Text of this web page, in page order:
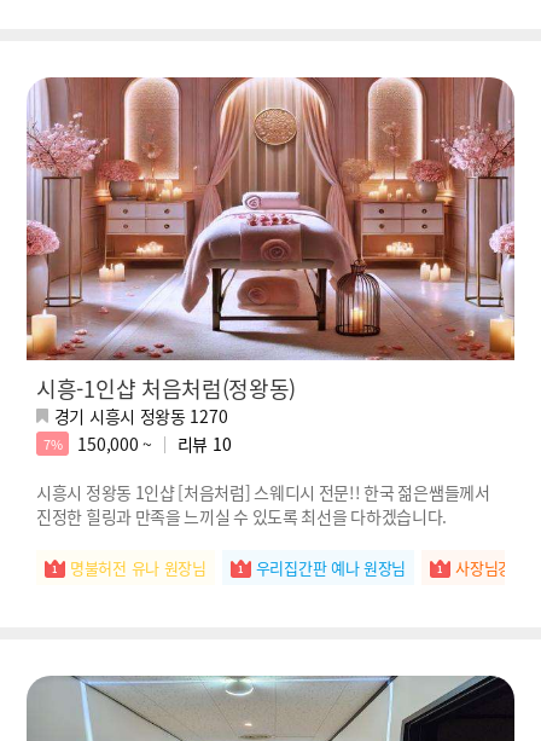
시흥-1인샵 처음처럼(정왕동)
경기 시흥시 정왕동 1270
7% 150,000 ~ 리뷰 10
시흥시 정왕동 1인샵 [처음처럼] 스웨디시 전문!! 한국 젊은쌤들께서
진정한 힐링과 만족을 느끼실 수 있도록 최선을 다하겠습니다.
명불허전 유나 원장님 우리집간판 예나 원장님 사장님강추